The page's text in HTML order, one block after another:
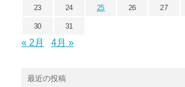
23 24 25 26 27
30 31
« 2月 4月 »
最近の投稿